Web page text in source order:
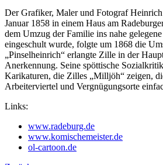
Der Grafiker, Maler und Fotograf
Januar 1858 in einem Haus am
dem Umzug der Familie ins nahe
eingeschult wurde, folgte um 1868 die
„Pinselheinrich“ erlangte Zille in der
Anerkennung. Seine spöttische
Karikaturen, die Zilles „Milljöh“ zeigen,
Arbeiterviertel und Vergnügungsorte
Links:
www.radeburg.de
www.komischemeister.de
ol-cartoon.de